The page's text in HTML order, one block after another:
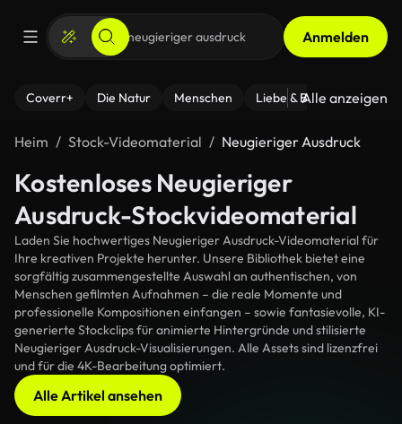
Anmelden
Coverr+ Die Natur Menschen Liebe & Beziehungen
Alle anzeigen
Heim Stock-Videomaterial Neugieriger Ausdruck
Kostenloses Neugieriger
Ausdruck-Stockvideomaterial
Laden Sie hochwertiges Neugieriger Ausdruck-Videomaterial für
Ihre kreativen Projekte herunter. Unsere Bibliothek bietet eine
sorgfältig zusammengestellte Auswahl an authentischen, von
Menschen gefilmten Aufnahmen – die reale Momente und
professionelle Kompositionen einfangen – sowie fantasievolle, KI-
generierte Stockclips für animierte Hintergründe und stilisierte
Neugieriger Ausdruck-Visualisierungen. Alle Assets sind lizenzfrei
und für die 4K-Bearbeitung optimiert.
Alle Artikel ansehen